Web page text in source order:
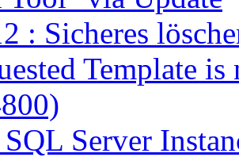
: Sicheres
Template
Server